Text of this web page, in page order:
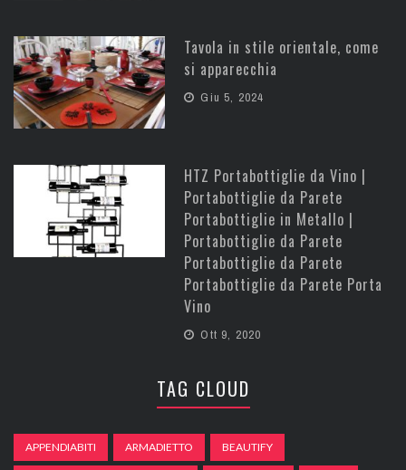
Tavola in stile orientale, come
si apparecchia
Giu 5, 2024
HTZ Portabottiglie da Vino |
Portabottiglie da Parete
Portabottiglie in Metallo |
Portabottiglie da Parete
Portabottiglie da Parete
Portabottiglie da Parete Porta
Vino
Ott 9, 2020
TAG CLOUD
APPENDIABITI ARMADIETTO BEAUTIFY